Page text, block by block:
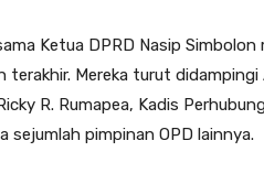
Ketua DPRD Nasip
Mereka turut
R. Rumapea, Kadis
sejumlah pimpinan OPD lainnya.